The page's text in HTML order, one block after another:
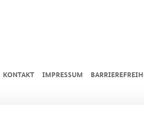
KONTAKT IMPRESSUM